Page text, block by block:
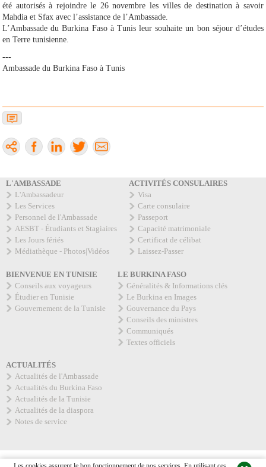
été autorisés à rejoindre le 26 novembre les villes de destination à savoir
Mahdia et Sfax avec l’assistance de l’Ambassade.
L’Ambassade du Burkina Faso à Tunis leur souhaite un bon séjour d’études
en Terre tunisienne.
---
Ambassade du Burkina Faso à Tunis
L'AMBASSADE
L'Ambassadeur
Les Services
Personnel de l'Ambassade
AESBT - Étudiants et Stagiaires
Les Jours fériés
Médiathèque - Photos|Vidéos
ACTIVITÉS CONSULAIRES
Visa
Carte consulaire
Passeport
Capacité matrimoniale
Certificat de célibat
Laissez-Passer
BIENVENUE EN TUNISIE
Conseils aux voyageurs
Étudier en Tunisie
Gouvernement de la Tunisie
LE BURKINA FASO
Généralités & Informations clés
Le Burkina en Images
Gouvernance du Pays
Conseils des ministres
Communiqués
Textes officiels
ACTUALITÉS
Actualités de l'Ambassade
Actualités du Burkina Faso
Actualités de la Tunisie
Actualités de la diaspora
Notes de service
L'AmbassadeurActualitésContactWebmail